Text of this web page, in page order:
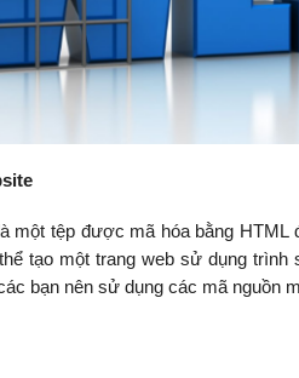
một tệp được mã hóa bằng
tạo một trang web sử dụng
bạn nên sử dụng các mã nguồn